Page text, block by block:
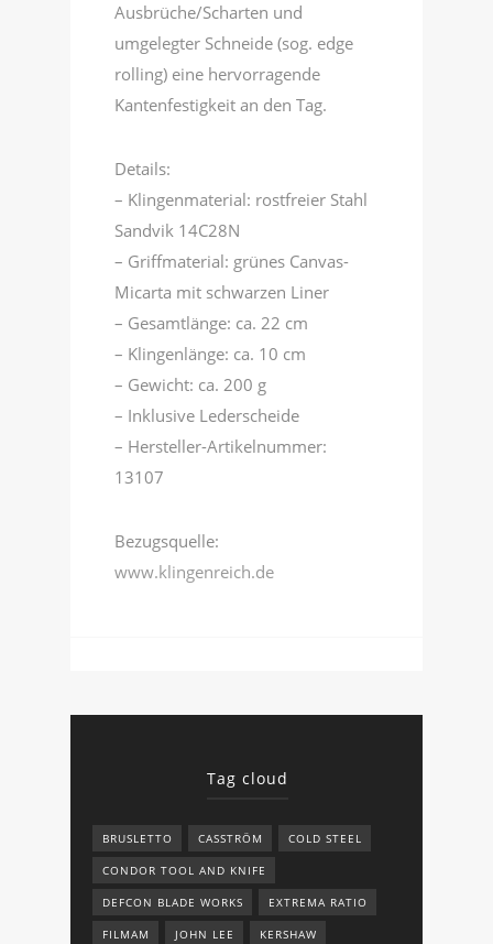
Ausbrüche/Scharten und
umgelegter Schneide (sog. edge
rolling) eine hervorragende
Kantenfestigkeit an den Tag.
Details:
– Klingenmaterial: rostfreier Stahl
Sandvik 14C28N
– Griffmaterial: grünes Canvas-
Micarta mit schwarzen Liner
– Gesamtlänge: ca. 22 cm
– Klingenlänge: ca. 10 cm
– Gewicht: ca. 200 g
– Inklusive Lederscheide
– Hersteller-Artikelnummer:
13107
Bezugsquelle:
www.klingenreich.de
Tag cloud
BRUSLETTO CASSTRÖM COLD STEEL
CONDOR TOOL AND KNIFE
DEFCON BLADE WORKS EXTREMA RATIO
FILMAM JOHN LEE KERSHAW